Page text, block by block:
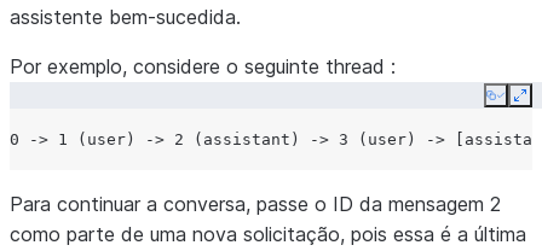
assistente bem-sucedida.
Por exemplo, considere o seguinte thread :
Copy
Para continuar a conversa, passe o ID da mensagem 2
como parte de uma nova solicitação, pois essa é a última